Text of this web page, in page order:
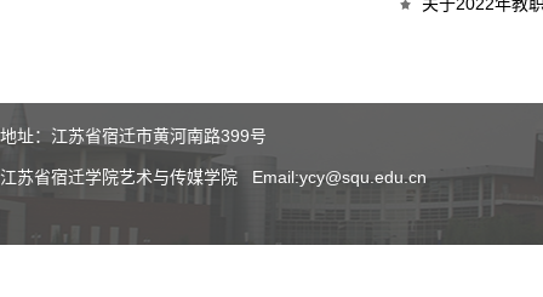
地址：江苏省宿迁市黄河南路399号
江苏省宿迁学院艺术与传媒学院 Email:ycy@squ.edu.cn